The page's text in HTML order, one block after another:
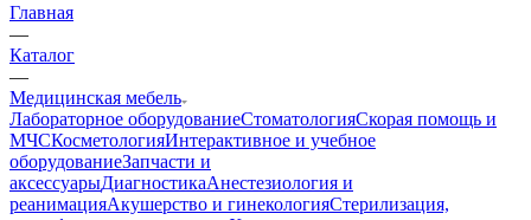
Главная
—
Каталог
—
Медицинская мебель
Лабораторное оборудованиеСтоматологияСкорая помощь и
МЧСКосметологияИнтерактивное и учебное
оборудованиеЗапчасти и
аксессуарыДиагностикаАнестезиология и
реанимацияАкушерство и гинекологияСтерилизация,